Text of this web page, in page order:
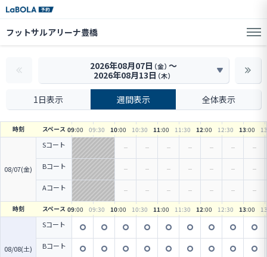
フットサルアリーナ豊橋
2026年08月07日 （金）〜
2026年08月13日（木）
1日表示 週間表示 全体表示
時刻 スペース 09:00 09:30 10:00 10:30 11:00 11 :30 12:00 12:30 13:00 13
08/07(金)
Sコート
Bコート
Aコート
時刻 スペース 09:00 09:30 10:00 10:30 11:00 11 :30 12:00 12:30 13:00 13
08/08(土)
Sコート
Bコート